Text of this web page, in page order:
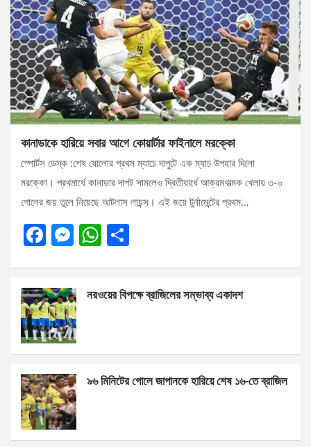
কানাডাকে হারিয়ে সবার আগে কোয়ার্টার ফাইনালে মরক্কো
স্পোর্টস ডেস্ক :শেষ ষোলোর প্রথম ম্যাচে দাপুটে এক ম্যাচ উপহার দিলো
মরক্কো। প্রথমার্ধে কানাডার দাপট সামলেও দ্বিতীয়ার্ধে আক্রমণাত্মক খেলায় ৩-০
গোলের জয় তুলে নিয়েছে আটলাস লায়ন্স। এই জয়ে টুর্নামেন্টের প্রথম…
F
b
o
o
k
M
n
g
er
W
s
p
e
নরওয়ের বিপক্ষে ব্রাজিলের সম্ভাব্য একাদশ
৯৬ মিনিটের গোলে জাপানকে হারিয়ে শেষ ১৬-তে ব্রাজিল